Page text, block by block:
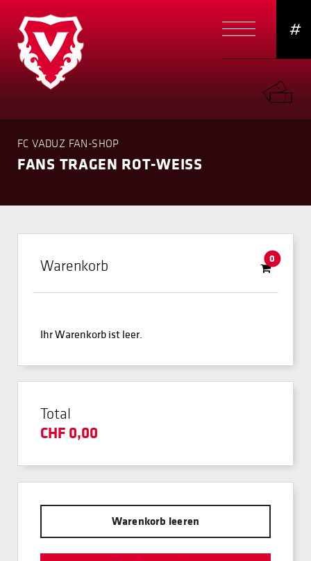
#
FC VADUZ FAN-SHOP
FANS TRAGEN ROT-WEISS
Warenkorb 0
Ihr Warenkorb ist leer.
Total
CHF 0,00
Warenkorb leeren